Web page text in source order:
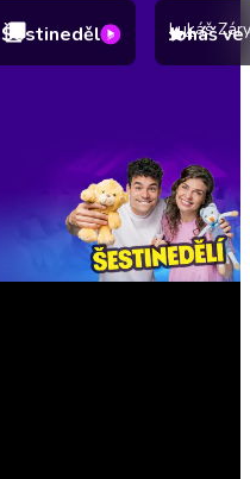
Šestinedělí Lukáš
4